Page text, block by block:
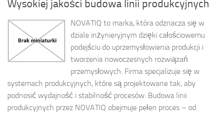
Wysokiej jakości budowa linii produkcyjnych
NOVATIQ to marka, która odznacza się w
dziale inżynieryjnym dzięki całościowemu
podejściu do uprzemysłowienia produkcji i
tworzenia nowoczesnych rozwiązań
przemysłowych. Firma specjalizuje się w
systemach produkcyjnych, które są projektowane tak, aby
podnosić wydajność i stabilność procesów. Budowa linii
produkcyjnych przez NOVATIQ obejmuje pełen proces – od